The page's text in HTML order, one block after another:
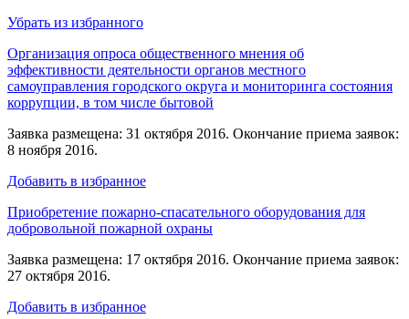
Убрать из избранного
Организация опроса общественного мнения об
эффективности деятельности органов местного
самоуправления городского округа и мониторинга состояния
коррупции, в том числе бытовой
Заявка размещена: 31 октября 2016. Окончание приема заявок:
8 ноября 2016.
Добавить в избранное
Приобретение пожарно-спасательного оборудования для
добровольной пожарной охраны
Заявка размещена: 17 октября 2016. Окончание приема заявок:
27 октября 2016.
Добавить в избранное